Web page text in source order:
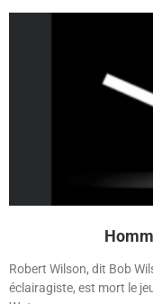
Robert Wilson, dit Bob
éclairagiste, est mort le